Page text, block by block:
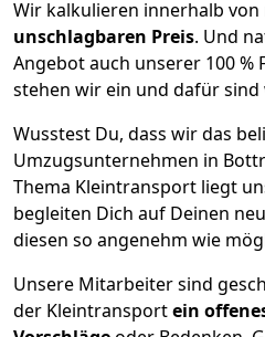
Wir kalkulieren innerhalb von
unschlagbaren Preis. Und
Angebot auch unserer 100
stehen wir ein und dafür
Wusstest Du, dass wir das
Umzugsunternehmen in
Thema Kleintransport liegt
begleiten Dich auf Deinen
diesen so angenehm wie
Unsere Mitarbeiter sind
der Kleintransportein